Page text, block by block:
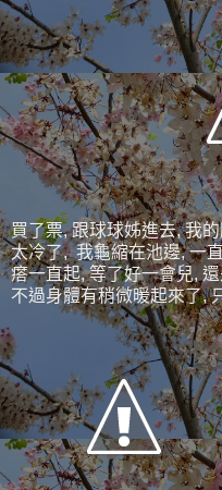
買了票, 跟球球姊進去, 我
太冷了, 我龜縮在池邊, 一
瘩一直起, 等了好一會兒,
不過身體有稍微暖起來了,